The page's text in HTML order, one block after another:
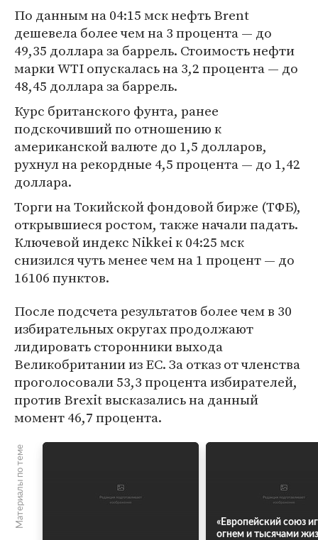
По данным на 04:15 мск нефть Brent
дешевела более чем на 3 процента — до
49,35 доллара за баррель. Стоимость нефти
марки WTI опускалась на 3,2 процента — до
48,45 доллара за баррель.
Курс британского фунта, ранее
подскочивший по отношению к
американской валюте до 1,5 долларов,
рухнул на рекордные 4,5 процента — до 1,42
доллара.
Торги на Токийской фондовой бирже (ТФБ),
открывшиеся ростом, также начали падать.
Ключевой индекс Nikkei к 04:25 мск
снизился чуть менее чем на 1 процент — до
16106 пунктов.
После подсчета результатов более чем в 30
избирательных округах продолжают
лидировать сторонники выхода
Великобритании из ЕС. За отказ от членства
проголосовали 53,3 процента избирателей,
против Brexit высказались на данный
момент 46,7 процента.
Материалы по теме
«Европейский союз
огнем и тысячами